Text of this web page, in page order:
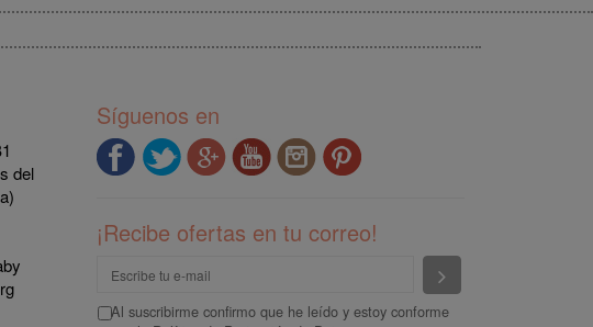
del
Síguenos en
¡Recibe ofertas en tu correo!
Al suscribirme confirmo que he leído y estoy conforme